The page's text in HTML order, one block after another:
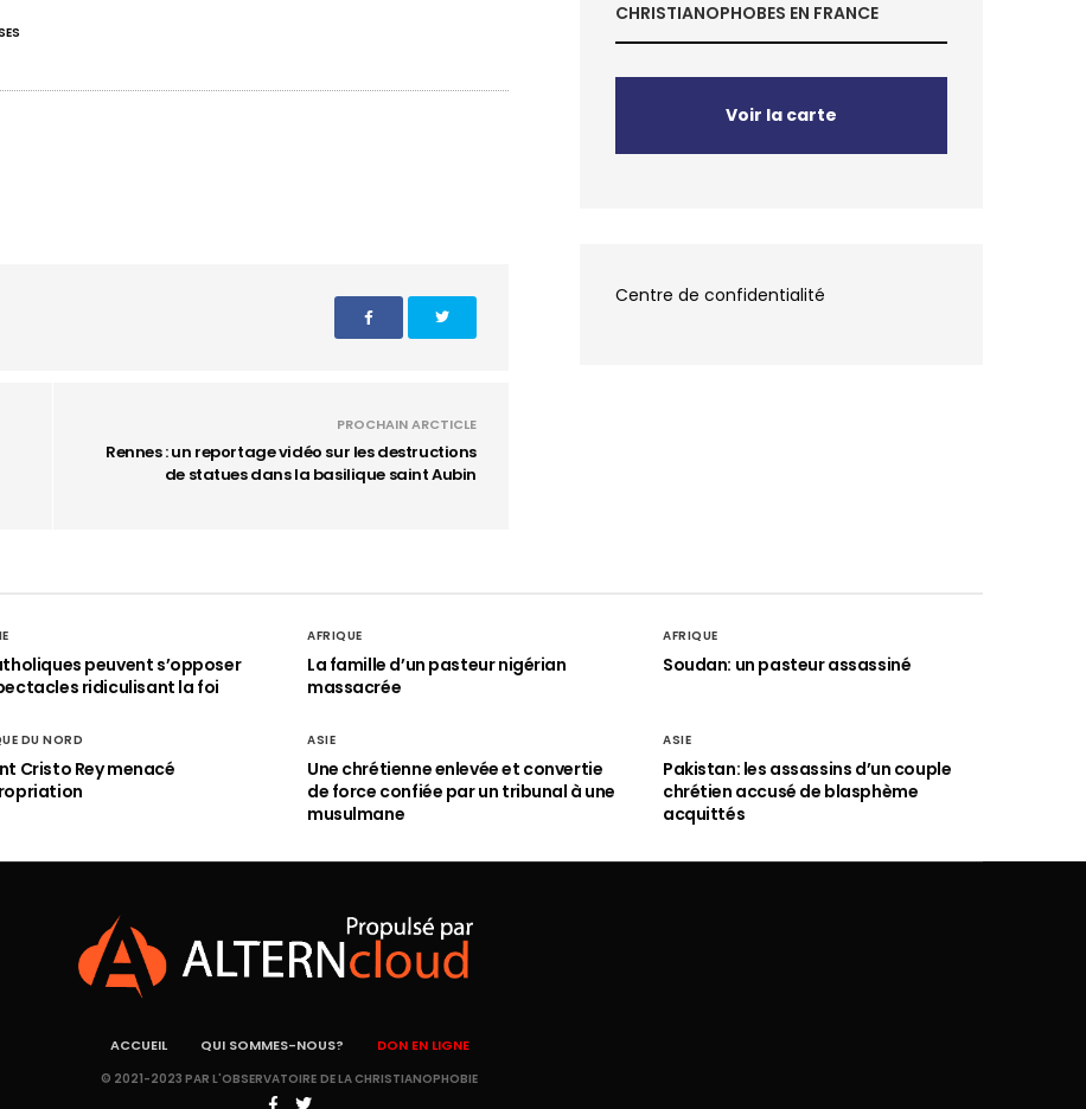
PROCHAIN ARCTICLE
Rennes : un reportage vidéo sur les destructions
de statues dans la basilique saint Aubin
CHRISTIANOPHOBES EN FRANCE
Voir la carte
Centre de confidentialité
peuvent s’opposer
ridiculisant la foi
AFRIQUE
La famille d’un pasteur nigérian
massacrée
AFRIQUE
Soudan: un pasteur assassiné
DU NORD
Cristo Rey menacé
ASIE
Une chrétienne enlevée et convertie
de force confiée par un tribunal à une
musulmane
ASIE
Pakistan: les assassins d’un couple
chrétien accusé de blasphème
acquittés
ACCUEIL QUI SOMMES-NOUS? DON EN LIGNE
© 2021-2023 PAR L'OBSERVATOIRE DE LA CHRISTIANOPHOBIE